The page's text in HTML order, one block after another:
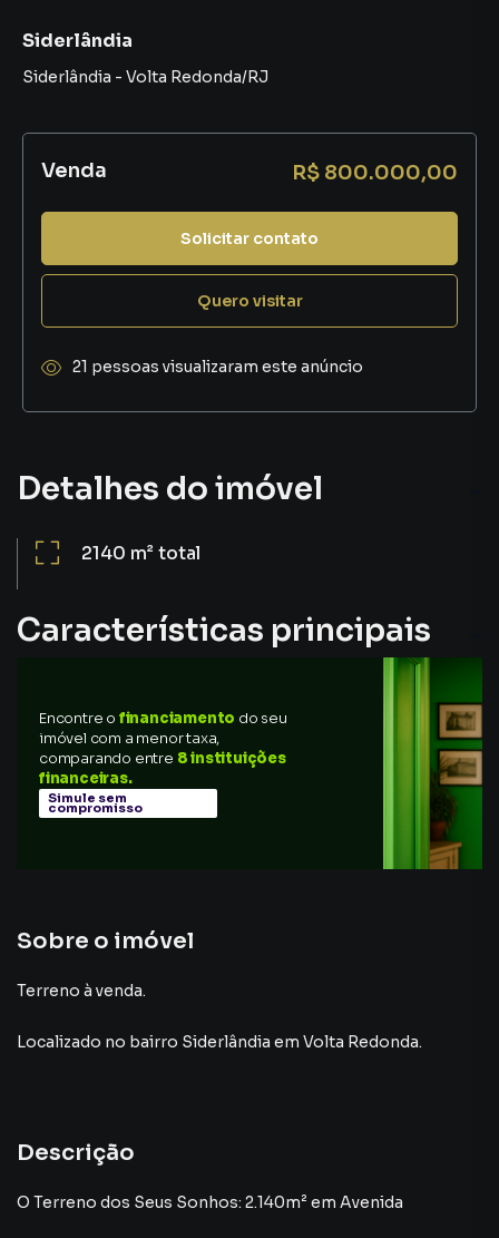
Detalhes do imóvel
2140 m²total
Características principais
Encontre o financiamento do seu
imóvel com a menor taxa,
comparando entre 8 instituições
financeiras.
Simule sem
compromisso
Sobre o imóvel
Terreno à venda.
Localizado no bairro Siderlândia em Volta Redonda.
Descrição
O Terreno dos Seus Sonhos: 2.140m² em Avenida
Siderlândia
Siderlândia - Volta Redonda/RJ
Venda R$ 800.000,00
Solicitar contato
Quero visitar
21 pessoas visualizaram este anúncio